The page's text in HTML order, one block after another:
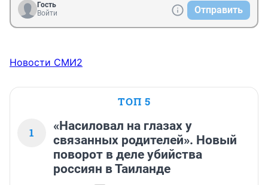
Гость
Войти
Отправить
Новости СМИ2
ТОП 5
1
«Насиловал на глазах у
связанных родителей». Новый
поворот в деле убийства
россиян в Таиланде